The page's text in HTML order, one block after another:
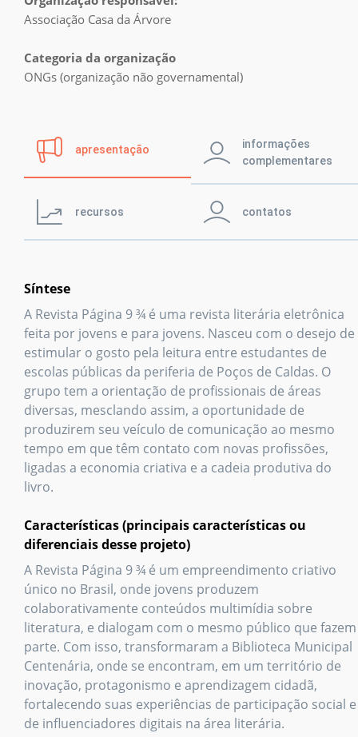
Notícias
Biblioteca
Associação Casa da Árvore
Categoria da organização
ONGs (organização não governamental)
apresentação
informações
complementares
recursos contatos
Síntese
A Revista Página 9 ¾ é uma revista literária eletrônica
feita por jovens e para jovens. Nasceu com o desejo de
estimular o gosto pela leitura entre estudantes de
escolas públicas da periferia de Poços de Caldas. O
grupo tem a orientação de profissionais de áreas
diversas, mesclando assim, a oportunidade de
produzirem seu veículo de comunicação ao mesmo
tempo em que têm contato com novas profissões,
ligadas a economia criativa e a cadeia produtiva do
livro.
Características (principais características ou
diferenciais desse projeto)
A Revista Página 9 ¾ é um empreendimento criativo
único no Brasil, onde jovens produzem
colaborativamente conteúdos multimídia sobre
literatura, e dialogam com o mesmo público que fazem
parte. Com isso, transformaram a Biblioteca Municipal
Centenária, onde se encontram, em um território de
inovação, protagonismo e aprendizagem cidadã,
fortalecendo suas experiências de participação social e
de influenciadores digitais na área literária.